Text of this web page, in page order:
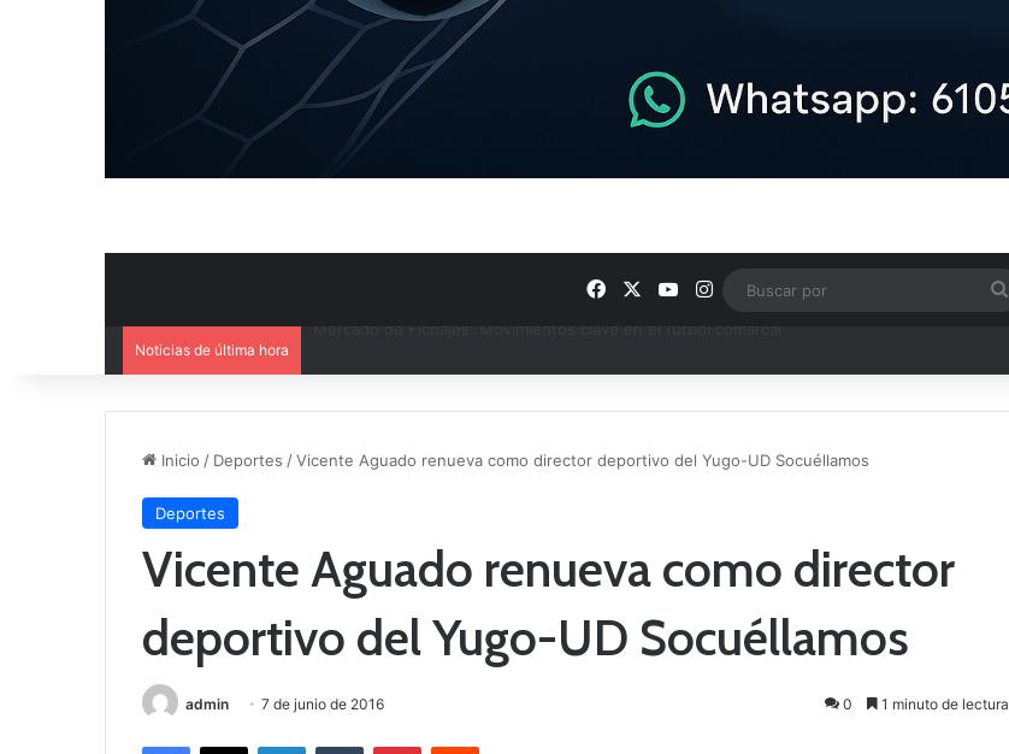
FacebookYouTube
Instagram
Noticias de última hora
Inicio / Deportes /Vicente Aguado renueva como director deportivo del Yugo-UD Socuéllamos
Deportes
Vicente Aguado renueva como director
deportivo del Yugo-UD Socuéllamos
admin 7 de junio de 2016 0 1 minuto de lectura